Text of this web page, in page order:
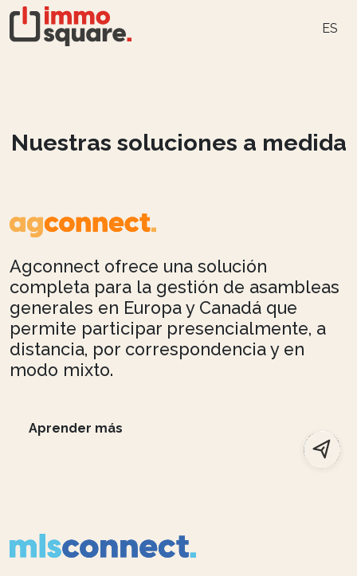
ES
Nuestras soluciones a medida
Agconnect ofrece una solución
completa para la gestión de asambleas
generales en Europa y Canadá que
permite participar presencialmente, a
distancia, por correspondencia y en
modo mixto.
Aprender más